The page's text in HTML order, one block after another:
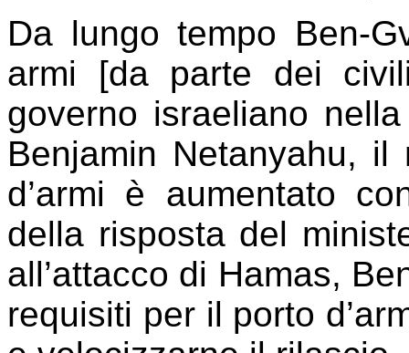
Da lungo tempo Ben-
armi [da parte dei
governo israeliano
Benjamin Netanyahu,
d’armi è aumentato
della risposta del
all’attacco di Hamas,
requisiti per il porto